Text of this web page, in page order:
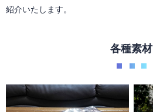
紹介いたします。
各種素材